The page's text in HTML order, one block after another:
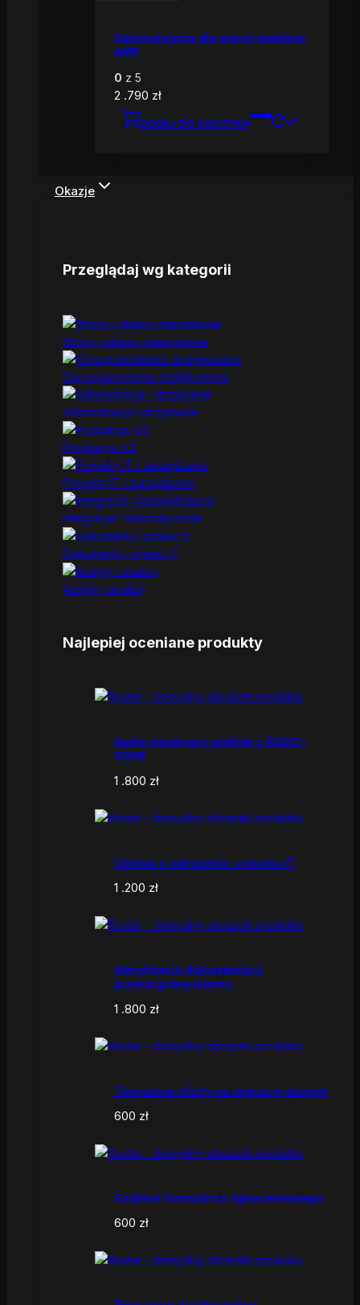
Optymalizacja dla wersji mobilnej
AMP
0 z 5
2 .790 zł
DODAJ DO KOSZYKA
Okazje
Przeglądaj wg kategorii
Strony i sklepy internetowe
Oprogramowanie dedykowane
Administracja i utrzymanie
Produkcja 4.0
Projekty IT i zarządzanie
Integracje i automatyzacje
Dokumenty i prawo IT
Audyty i analizy
Najlepiej oceniane produkty
Audyt zgodności polityki z RODO i
GDPR
1 .800 zł
Umowa o wdrożenie systemu IT
1 .200 zł
Weryfikacja dokumentacji
przetargowej klienta
1 .800 zł
Tworzenie oferty na migrację danych
600 zł
Szablon formularza zgłoszeniowego
600 zł